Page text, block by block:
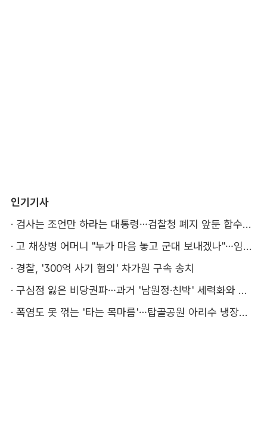
인기기사
·
검사는 조언만 하라는 대통령…검찰청 폐지 앞둔 합수본 '딜레마'
·
고 채상병 어머니 "누가 마음 놓고 군대 보내겠나"…임성근 징역 3년에 분통
· 경찰, '300억 사기 혐의' 차가원 구속 송치
·
구심점 잃은 비당권파…과거 '남원정·친박' 세력화와 다른 점은
·
폭염도 못 꺾는 '타는 목마름'…탑골공원 아리수 냉장고 가보니